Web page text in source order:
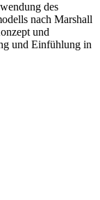
des
nach Marshall
und
und Einfühlung in